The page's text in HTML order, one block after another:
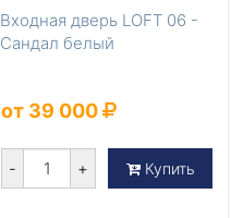
Входная дверь LOFT 06 -
Сандал белый
от 39 000
- + Купить